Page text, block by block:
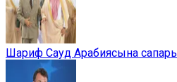
Шариф Сауд Арабиясына